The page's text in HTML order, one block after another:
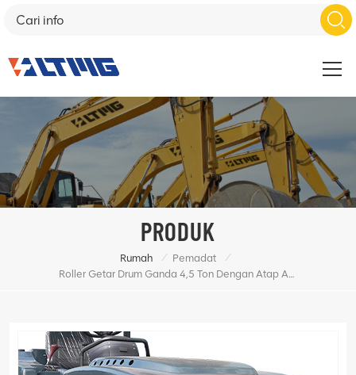
PRODUK
Rumah / Pemadat
/
Roller Getar Drum Ganda 4,5 Ton Dengan Atap Atas